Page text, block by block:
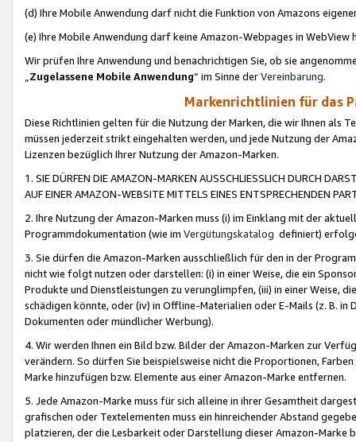
(d) Ihre Mobile Anwendung darf nicht die Funktion von Amazons
(e) Ihre Mobile Anwendung darf keine Amazon-Webpages in WebView
Wir prüfen Ihre Anwendung und benachrichtigen Sie, ob sie
„Zugelassene Mobile Anwendung“ im Sinne derVereinbarung.
Markenrichtlinien für das
Diese Richtlinien gelten für die Nutzung der Marken, die wir Ihnen als
müssen jederzeit strikt eingehalten werden, und jede Nutzung der
Lizenzen bezüglich Ihrer Nutzung der Amazon-Marken.
1. SIE DÜRFEN DIE AMAZON-MARKEN AUSSCHLIESSLICH DURCH
AUF EINER AMAZON-WEBSITE MITTELS EINES ENTSPRECHENDEN
2. Ihre Nutzung der Amazon-Marken muss (i) im Einklang mit der
Programmdokumentation (wie im Vergütungskatalog definiert)
3. Sie dürfen die Amazon-Marken ausschließlich für den in der
nicht wie folgt nutzen oder darstellen: (i) in einer Weise, die ein
Produkte und Dienstleistungen zu verunglimpfen, (iii) in einer Weise,
schädigen könnte, oder (iv) in Offline-Materialien oder E-Mails (z. B. in
Dokumenten oder mündlicher Werbung).
4. Wir werden Ihnen ein Bild bzw. Bilder der Amazon-Marken zur
verändern. So dürfen Sie beispielsweise nicht die Proportionen,
Marke hinzufügen bzw. Elemente aus einer Amazon-Marke entfernen.
5. Jede Amazon-Marke muss für sich alleine in ihrer Gesamtheit
grafischen oder Textelementen muss ein hinreichender Abstand
platzieren, der die Lesbarkeit oder Darstellung dieser Amazon-Marke